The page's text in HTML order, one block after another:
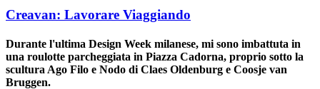
Creavan: Lavorare Viaggiando
Durante l'ultima Design Week milanese, mi sono imbattuta in
una roulotte parcheggiata in Piazza Cadorna, proprio sotto la
scultura Ago Filo e Nodo di Claes Oldenburg e Coosje van
Bruggen.